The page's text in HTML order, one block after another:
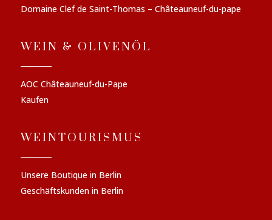
Domaine Clef de Saint-Thomas – Châteauneuf-du-pape
WEIN & OLIVENÖL
AOC Châteauneuf-du-Pape
Kaufen
WEINTOURISMUS
Unsere Boutique in Berlin
Geschäftskunden in Berlin